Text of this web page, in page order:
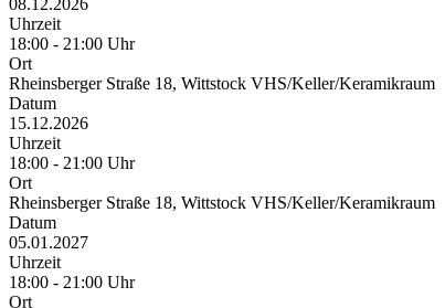
Uhrzeit
18:00 - 21:00 Uhr
Ort
Rheinsberger Straße 18, Wittstock VHS/Keller/Keramikraum
Datum
15.12.2026
Uhrzeit
18:00 - 21:00 Uhr
Ort
Rheinsberger Straße 18, Wittstock VHS/Keller/Keramikraum
Datum
05.01.2027
Uhrzeit
18:00 - 21:00 Uhr
Ort